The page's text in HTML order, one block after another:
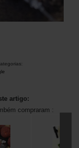
artigo:
compraram :